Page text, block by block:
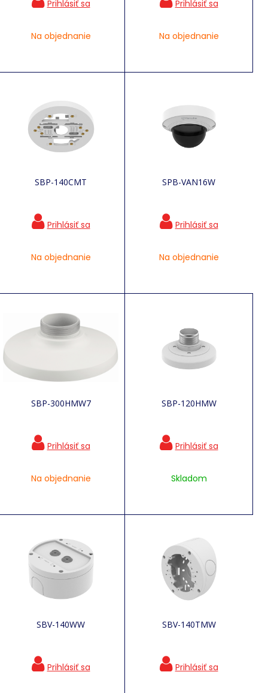
Na objednanie Na objednanie
SBP-140CMT
Na objednanie
SPB-VAN16W
Na objednanie
SBP-300HMW7
Na objednanie
SBP-120HMW
Skladom
SBV-140WW SBV-140TMW